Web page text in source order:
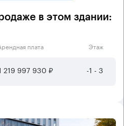
в этом здании:
плата Этаж
219 997 930 ₽ -1 - 3